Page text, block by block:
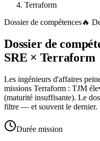
Terraform
Dossier de compétences🔥
Dossier de
SRE × Terraform
Les ingénieurs d'affaires
missions Terraform : TJM
(maturité insuffisante). Le
filtre — et souvent le dernier.
Durée mission